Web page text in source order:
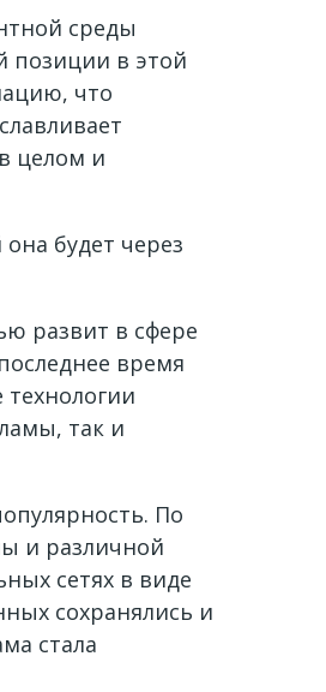
среды
позиции в этой
что
целом и
будет через
развит в сфере
время
так и
По
и различной
сетях в виде
сохранялись и
стала